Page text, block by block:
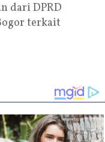
dari DPRD
terkait